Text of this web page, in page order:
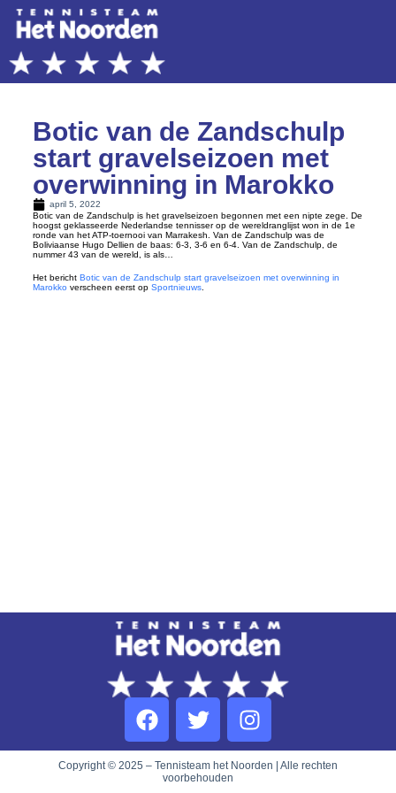
Botic van de Zandschulp
start gravelseizoen met
overwinning in Marokko
april 5, 2022
Botic van de Zandschulp is het gravelseizoen begonnen met een nipte zege. De
hoogst geklasseerde Nederlandse tennisser op de wereldranglijst won in de 1e
ronde van het ATP-toernooi van Marrakesh. Van de Zandschulp was de
Boliviaanse Hugo Dellien de baas: 6-3, 3-6 en 6-4. Van de Zandschulp, de
nummer 43 van de wereld, is als…
Het bericht Botic van de Zandschulp start gravelseizoen met overwinning in
Marokko verscheen eerst op Sportnieuws.
Copyright © 2025 – Tennisteam het Noorden | Alle rechten
voorbehouden